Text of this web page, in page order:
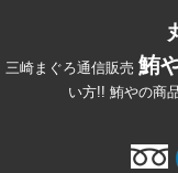
三崎まぐろ通信販売 鮪
い方!! 鮪やの商